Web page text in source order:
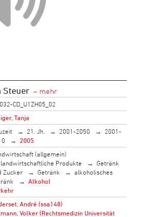
Steuer
CD_U1ZH05_02
Tanja
21. Jh. 2001-2050
2001-
2005
(allgemein)
landwirtschaftliche Produkte
Getränk
Zucker
Getränk
alkoholisches
Alkohol
André (ssa148)
Volker (Rechtsmedizin Universität